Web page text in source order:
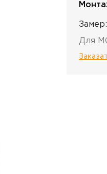
Замер:
Для